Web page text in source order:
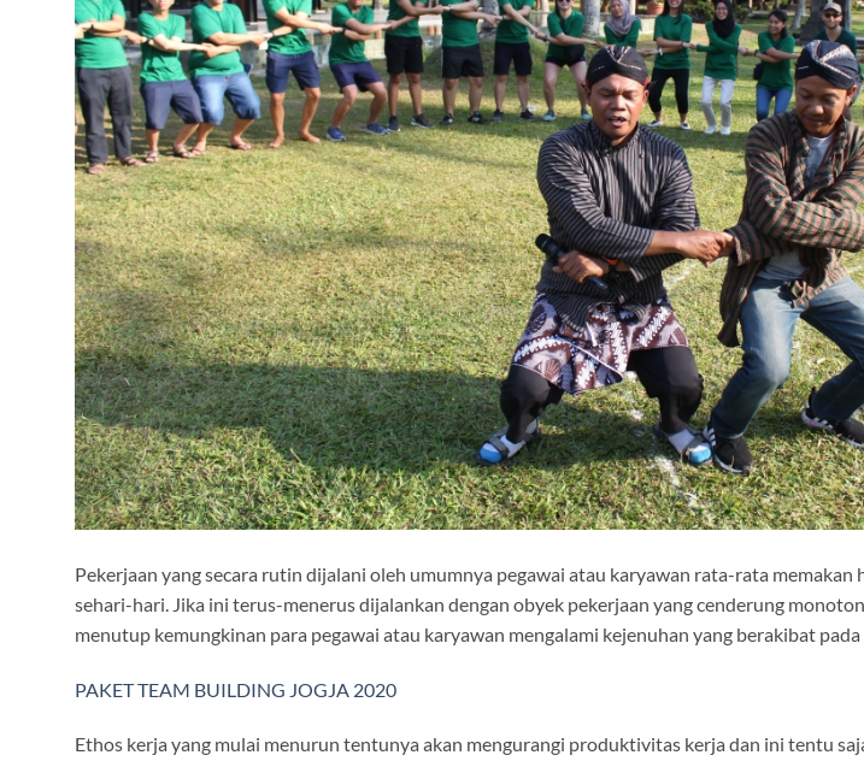
Pekerjaan yang secara rutin dijalani oleh umumnya pegawai atau karyawan rata-rata memakan
sehari-hari. Jika ini terus-menerus dijalankan dengan obyek pekerjaan yang cenderung
menutup kemungkinan para pegawai atau karyawan mengalami kejenuhan yang berakibat
PAKET TEAM BUILDING JOGJA 2020
Ethos kerja yang mulai menurun tentunya akan mengurangi produktivitas kerja dan ini tentu